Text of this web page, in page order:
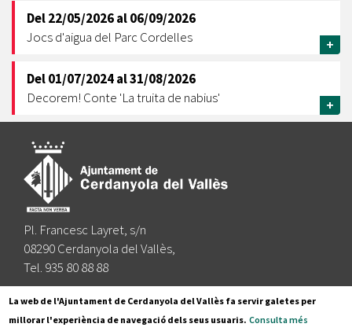
Del22/05/2026al06/09/2026
Jocs d'aigua del Parc Cordelles
+
Del01/07/2024al31/08/2026
Decorem! Conte 'La truita de nabius'
+
Pl. Francesc Layret, s/n
08290 Cerdanyola del Vallès,
Tel. 935 80 88 88
Segueix-nos a:
La web de l'Ajuntament de Cerdanyola del Vallès fa servir galetes per
millorar l'experiència de navegació dels seus usuaris. Consulta més